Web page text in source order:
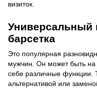
визиток.
Универсальный
барсетка
Это популярная
мужчин. Он может быть на
себе различные функции.
альтернативой или